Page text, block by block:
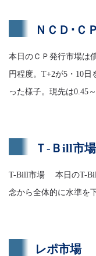
ＮＣＤ･Ｃ
本日のＣＰ発行市場は
円程度。T+2が5・10
った様子。現先は0.45
Ｔ-Ｂill市場
T-Bill市場 本日のT-Bill
念から全体的に水準を
レポ市場